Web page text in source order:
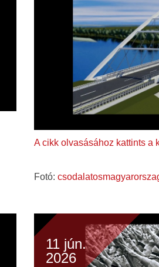
A cikk olvasásához kattints a
Fotó:
11 jún.
2026